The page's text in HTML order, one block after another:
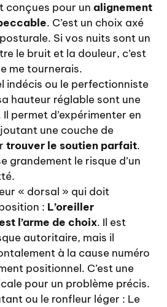
conçues pour un alignement
. C’est un choix axé
Si vos nuits sont un
le bruit et la douleur, c’est
me tournerais.
indécis ou le perfectionniste
hauteur réglable sont une
permet d’expérimenter en
une couche de
trouver le soutien parfait.
grandement le risque d’un
« dorsal » qui doit
: L’oreiller
l’arme de choix. Il est
autoritaire, mais il
à la cause numéro
positionnel. C’est une
pour un problème précis.
ou le ronfleur léger : Le